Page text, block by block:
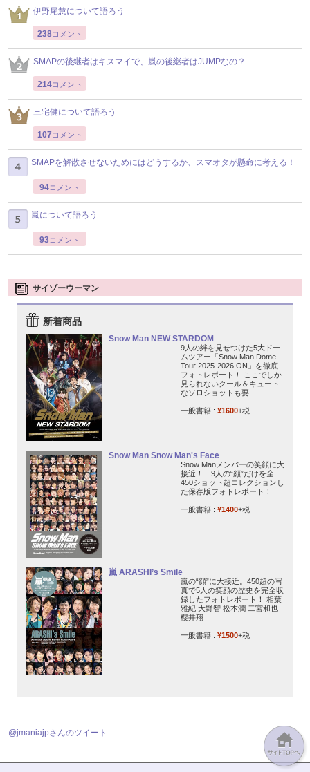
伊野尾慧について語ろう
238コメント
SMAPの後継者はキスマイで、嵐の後継者はJUMPなの？
214コメント
三宅健について語ろう
107 コメント
SMAPを解散させないためにはどうするか、スマオタが懸命に考える！
94コメント
嵐について語ろう
93コメント
サイゾーウーマン
新着商品
Snow Man NEW STARDOM
9人の絆を見せつけた5大ドー
ムツアー「Snow Man Dome
Tour 2025-2026 ON」を徹底
フォトレポート！ ここでしか
見られないクール＆キュート
なソロショットも要...
一般書籍 : ¥1600+税
Snow Man Snow Man's Face
Snow Manメンバーの笑顔に大
接近！ 9人の“顔”だけを全
450ショット超コレクションし
た保存版フォトレポート！
一般書籍 : ¥1400+税
嵐 ARASHI’s Smile
嵐の“顔”に大接近。450超の写
真で5人の笑顔の歴史を完全収
録したフォトレポート！ 相葉
雅紀 大野智 松本潤 二宮和也
櫻井翔
一般書籍 : ¥1500+税
@jmaniajpさんのツイート